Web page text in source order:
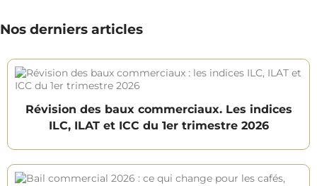
Nos derniers articles
Révision des baux commerciaux. Les indices
ILC, ILAT et ICC du 1er trimestre 2026